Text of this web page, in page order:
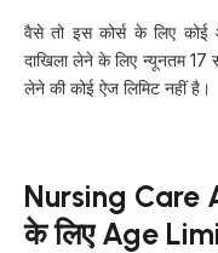
वैसे तो इस कोर्स के लिए
दाखिला लेने के लिए न्यूनतम 17
लेने की कोई ऐज लिमिट नहीं है।
Nursing Care
के लिए Age